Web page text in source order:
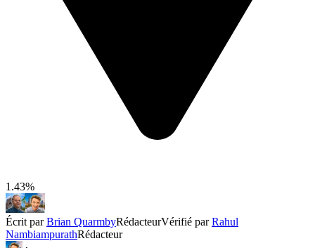
1.43%
Écrit parBrian QuarmbyRédacteurVérifié parRahul
NambiampurathRédacteur